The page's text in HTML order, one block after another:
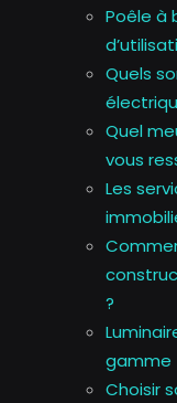
Poêle à
Quels
Quel
vous
Les
?
gamme
Choisir